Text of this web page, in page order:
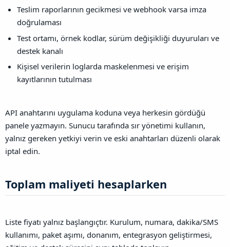
Teslim raporlarının gecikmesi ve webhook varsa imza
doğrulaması
Test ortamı, örnek kodlar, sürüm değişikliği duyuruları ve
destek kanalı
Kişisel verilerin loglarda maskelenmesi ve erişim
kayıtlarının tutulması
API anahtarını uygulama koduna veya herkesin gördüğü
panele yazmayın. Sunucu tarafında sır yönetimi kullanın,
yalnız gereken yetkiyi verin ve eski anahtarları düzenli olarak
iptal edin.
Toplam maliyeti hesaplarken​
Liste fiyatı yalnız başlangıçtır. Kurulum, numara, dakika/SMS
kullanımı, paket aşımı, donanım, entegrasyon geliştirmesi,